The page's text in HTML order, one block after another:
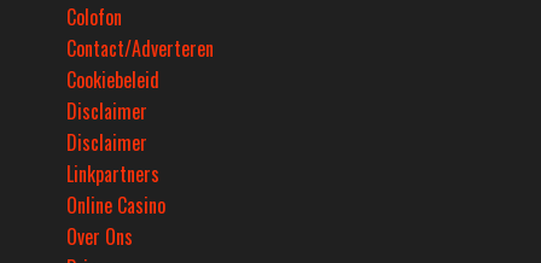
Colofon
Contact/Adverteren
Cookiebeleid
Disclaimer
Disclaimer
Linkpartners
Online Casino
Over Ons